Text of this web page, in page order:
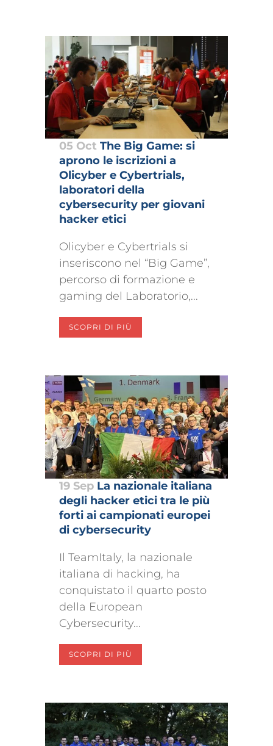
05 Oct The Big Game: si
aprono le iscrizioni a
Olicyber e Cybertrials,
laboratori della
cybersecurity per giovani
hacker etici
Olicyber e Cybertrials si
inseriscono nel “Big Game”,
percorso di formazione e
gaming del Laboratorio,...
SCOPRI DI PIÙ
19 Sep La nazionale italiana
degli hacker etici tra le più
forti ai campionati europei
di cybersecurity
Il TeamItaly, la nazionale
italiana di hacking, ha
conquistato il quarto posto
della European
Cybersecurity...
SCOPRI DI PIÙ